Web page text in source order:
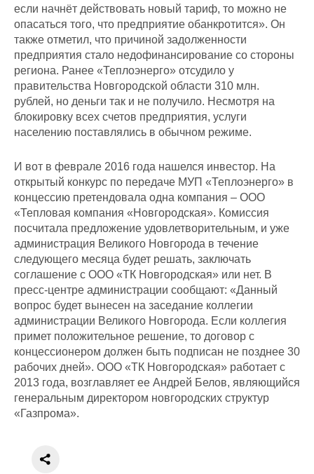
если начнёт действовать новый тариф, то можно не
опасаться того, что предприятие обанкротится». Он
также отметил, что причиной задолженности
предприятия стало недофинансирование со стороны
региона. Ранее «Теплоэнерго» отсудило у
правительства Новгородской области 310 млн.
рублей, но деньги так и не получило. Несмотря на
блокировку всех счетов предприятия, услуги
населению поставлялись в обычном режиме.
И вот в феврале 2016 года нашелся инвестор. На
открытый конкурс по передаче МУП «Теплоэнерго» в
концессию претендовала одна компания – ООО
«Тепловая компания «Новгородская». Комиссия
посчитала предложение удовлетворительным, и уже
администрация Великого Новгорода в течение
следующего месяца будет решать, заключать
соглашение с ООО «ТК Новгородская» или нет. В
пресс-центре администрации сообщают: «Данный
вопрос будет вынесен на заседание коллегии
администрации Великого Новгорода. Если коллегия
примет положительное решение, то договор с
концессионером должен быть подписан не позднее 30
рабочих дней». ООО «ТК Новгородская» работает с
2013 года, возглавляет ее Андрей Белов, являющийся
генеральным директором новгородских структур
«Газпрома».